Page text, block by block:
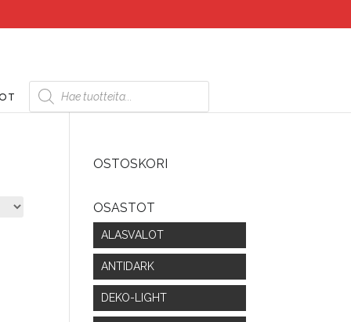
Products
search
OSTOSKORI
OSASTOT
ALASVALOT
ANTIDARK
DEKO-LIGHT